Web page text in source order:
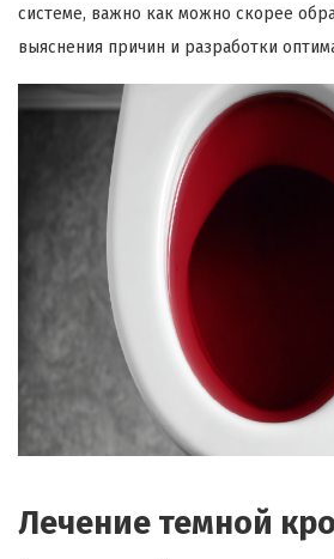
системе, важно как можно скорее
выяснения причин и разработки
Лечение темной